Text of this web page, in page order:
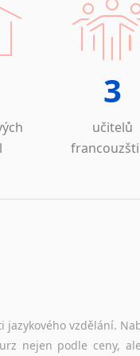
3
učitelů
jazykového vzdělání.
nejen podle ceny,